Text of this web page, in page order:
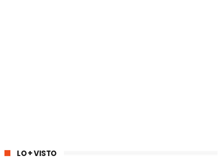
LO + VISTO